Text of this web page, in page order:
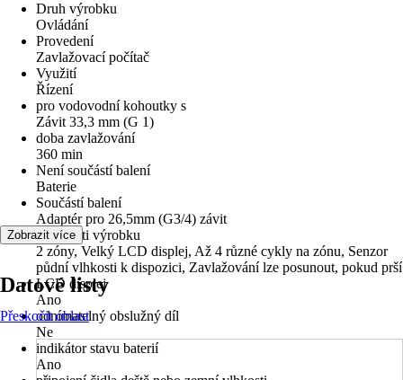
Druh výrobku
Ovládání
Provedení
Zavlažovací počítač
Využití
Řízení
pro vodovodní kohoutky s
Závit 33,3 mm (G 1)
doba zavlažování
360 min
Není součástí balení
Baterie
Součástí balení
Adaptér pro 26,5mm (G3/4) závit
Přednosti výrobku
2 zóny, Velký LCD displej, Až 4 různé cykly na zónu, Senzor
půdní vlhkosti k dispozici, Zavlažování lze posunout, pokud prší
LCD displej
Ano
odnímatelný obslužný díl
Ne
indikátor stavu baterií
Ano
Zobrazit více
Datové listy
Přeskočit oblast